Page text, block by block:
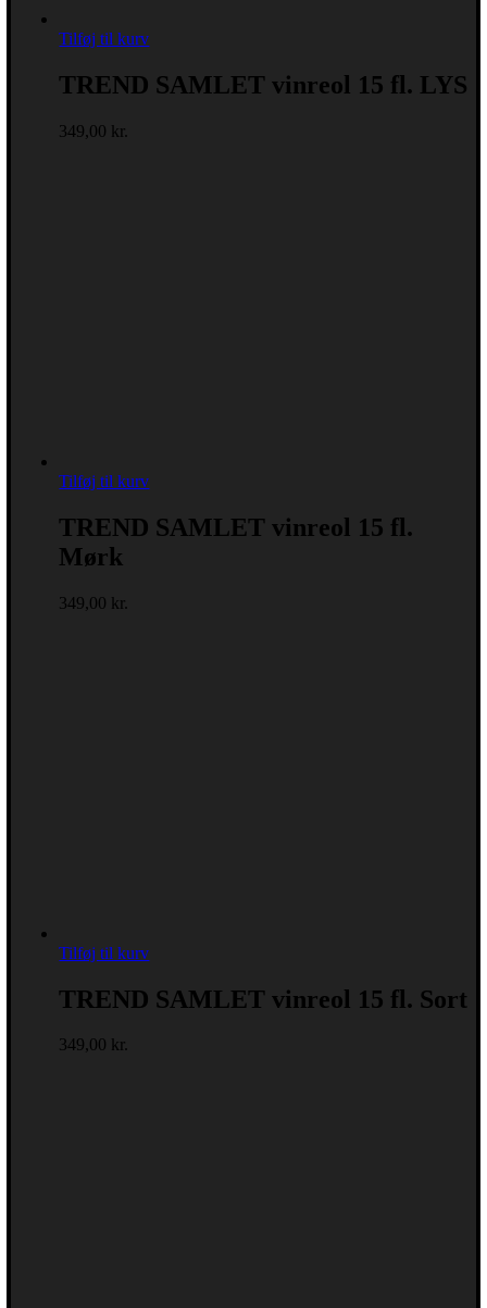
Tilføj til kurv
TREND SAMLET vinreol 15 fl. LYS
349,00 kr.
Tilføj til kurv
TREND SAMLET vinreol 15 fl.
Mørk
349,00 kr.
Tilføj til kurv
TREND SAMLET vinreol 15 fl. Sort
349,00 kr.